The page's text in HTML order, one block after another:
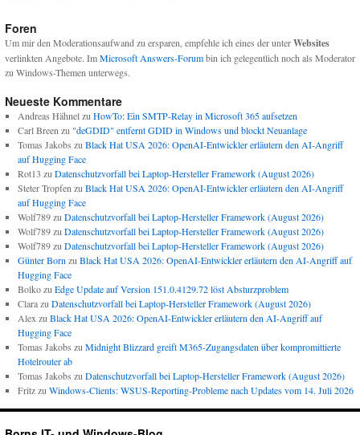
Foren
Um mir den Moderationsaufwand zu ersparen, empfehle ich eines der unterWebsites
verlinkten Angebote. ImMicrosoft Answers-Forumbin ich gelegentlich noch als Moderator
zu Windows-Themen unterwegs.
Neueste Kommentare
Andreas Hähnelzu HowTo: Ein SMTP-Relay in Microsoft 365 aufsetzen
Carl Breen zu "deGDID" entfernt GDID in Windows und blockt Neuanlage
Tomas Jakobs zu Black Hat USA 2026: OpenAI-Entwickler erläutern den AI-Angriff
auf Hugging Face
Rot13 zu Datenschutzvorfall bei Laptop-Hersteller Framework (August 2026)
Steter Tropfen zu Black Hat USA 2026: OpenAI-Entwickler erläutern den AI-Angriff
auf Hugging Face
Wolf789zu Datenschutzvorfall bei Laptop-Hersteller Framework (August 2026)
Wolf789zu Datenschutzvorfall bei Laptop-Hersteller Framework (August 2026)
Wolf789zu Datenschutzvorfall bei Laptop-Hersteller Framework (August 2026)
Günter Born zu Black Hat USA 2026: OpenAI-Entwickler erläutern den AI-Angriff auf
Hugging Face
Bolkozu Edge Update auf Version 151.0.4129.72 löst Absturzproblem
Clarazu Datenschutzvorfall bei Laptop-Hersteller Framework (August 2026)
Alex zu Black Hat USA 2026: OpenAI-Entwickler erläutern den AI-Angriff auf
Hugging Face
Tomas Jakobs zu Midnight Blizzard greift M365-Zugangsdaten über kompromittierte
Hotelrouter ab
Tomas Jakobs zu Datenschutzvorfall bei Laptop-Hersteller Framework (August 2026)
Fritzzu Windows-Clients: WSUS-Reporting-Probleme nach Updates vom 14. Juli 2026